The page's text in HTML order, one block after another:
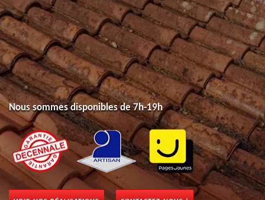
Nous sommes disponibles de 7h-19h